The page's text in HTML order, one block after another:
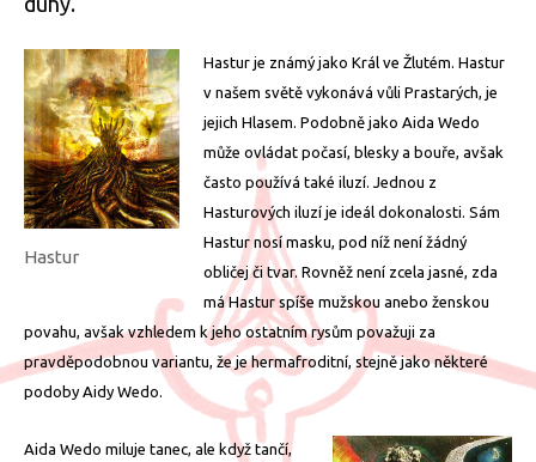
Hastur
Hastur je známý jako Král ve Žlutém. Hastur
v našem světě vykonává vůli Prastarých, je
jejich Hlasem. Podobně jako Aida Wedo
může ovládat počasí, blesky a bouře, avšak
často používá také iluzí. Jednou z
Hasturových iluzí je ideál dokonalosti. Sám
Hastur nosí masku, pod níž není žádný
obličej či tvar. Rovněž není zcela jasné, zda
má Hastur spíše mužskou anebo ženskou
povahu, avšak vzhledem k jeho ostatním rysům považuji za
pravděpodobnou variantu, že je hermafroditní, stejně jako některé
podoby Aidy Wedo.
Aida Wedo miluje tanec, ale když tančí,